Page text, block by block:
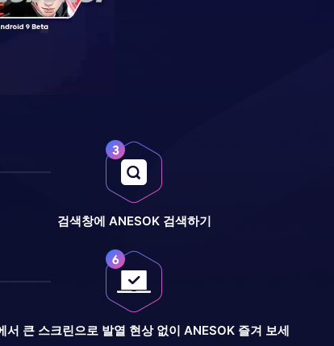
검색창에 ANESOK 검색하기
서 큰 스크린으로 발열 현상 없이 ANESOK 즐겨 보세